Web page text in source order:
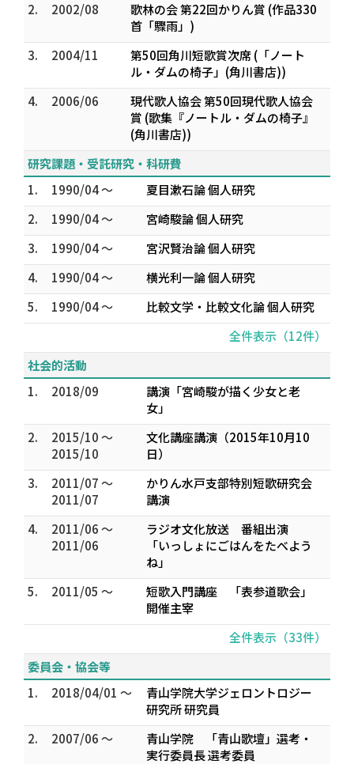
2.
2002/08
歌林の会 第22回かりん賞 (作品330
首「驟雨」)
3.
2004/11
第50回角川短歌賞次席 (「ノート
ル・ダムの椅子」(角川書店))
4.
2006/06
現代歌人協会 第50回現代歌人協会
賞 (歌集『ノートル・ダムの椅子』
(角川書店))
研究課題・受託研究・科研費
1.
1990/04 ～
夏目漱石論 個人研究
2.
1990/04 ～
宮崎駿論 個人研究
3.
1990/04 ～
宮沢賢治論 個人研究
4.
1990/04 ～
横光利一論 個人研究
5.
1990/04 ～
比較文学・比較文化論 個人研究
全件表示（12件）
社会的活動
1.
2018/09
講演「宮崎駿が描く少女と老
女」
2.
2015/10 ～
2015/10
文化講座講演（2015年10月10
日）
3.
2011/07 ～
2011/07
かりん水戸支部特別短歌研究会
講演
4.
2011/06 ～
2011/06
ラジオ文化放送 番組出演
「いっしょにごはんをたべよう
ね」
5.
2011/05 ～
短歌入門講座 「表参道歌会」
開催主宰
全件表示（33件）
委員会・協会等
1.
2018/04/01 ～
青山学院大学ジェロントロジー
研究所 研究員
2.
2007/06 ～
青山学院 「青山歌壇」選考・
実行委員長 選考委員